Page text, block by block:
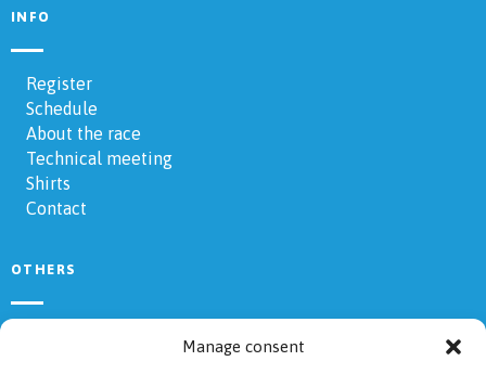
Manage consent
INFO
Register
Schedule
About the race
Technical meeting
Shirts
Contact
OTHERS